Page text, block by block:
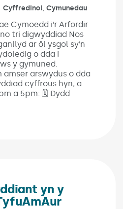
In the categories:
Cyffredinol, Cymunedau
Cymoedd i’r Arfordir
tri digwyddiad Nos
ar ôl ysgol sy’n
o dda i
y gymuned.
amser arswydus o dda
cyffrous hyn, a
a 5pm: 🗓️ Dydd
yn y